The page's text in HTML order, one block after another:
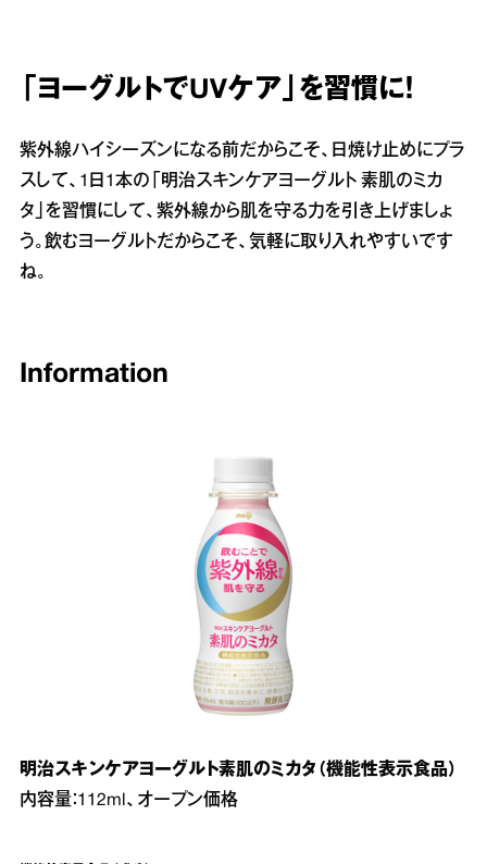
「ヨーグルトでUVケア」を習慣に！
紫外線ハイシーズンになる前だからこそ、日焼け止めにプラ
スして、1日1本の「明治スキンケアヨーグルト 素肌のミカ
タ」を習慣にして、紫外線から肌を守る力を引き上げましょ
う。飲むヨーグルトだからこそ、気軽に取り入れやすいです
ね。
Information
明治スキンケアヨーグルト素肌のミカタ（機能性表示食品）
内容量：112ml、オープン価格